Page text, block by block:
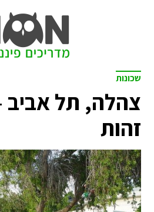
שכונות
צהלה, תל אביב
זהות